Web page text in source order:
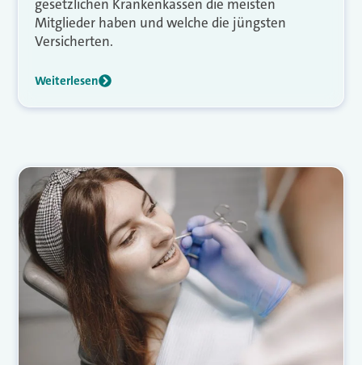
gesetzlichen Krankenkassen die meisten
Mitglieder haben und welche die jüngsten
Versicherten.
Weiterlesen